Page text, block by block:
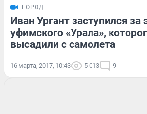
ГОРОД
Иван Ургант заступился за
уфимского «Урала»,
высадили с самолета
16 марта, 2017, 10:43 5 013 9